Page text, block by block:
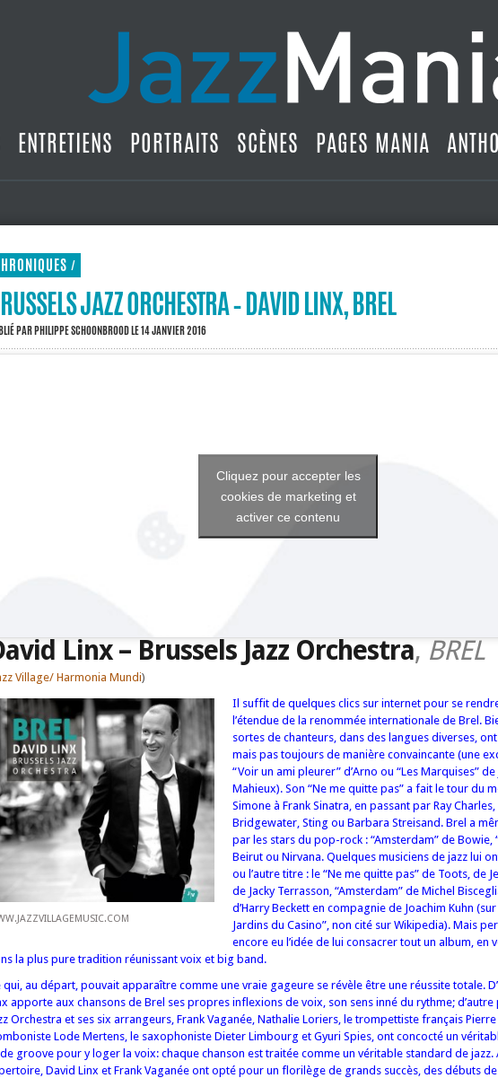
ENTRETIENS PORTRAITS SCÈNES PAGES MANIA
/
JAZZ ORCHESTRA – DAVID LINX, BREL
PARPHILIPPE SCHOONBROODLE 14 JANVIER 2016
Cliquez pour accepter les
cookies de marketing et
activer ce contenu
Linx – Brussels Jazz Orchestra, BREL
Village/ Harmonia Mundi)
Il suffit de quelques clics sur internet pour se
l’étendue de la renommée internationale de Brel.
sortes de chanteurs, dans des langues diverses,
mais pas toujours de manière convaincante (une
“Voir un ami pleurer” d’Arno ou “Les Marquises” de
Mahieux). Son “Ne me quitte pas” a fait le tour du
Simone à Frank Sinatra, en passant par Ray
Bridgewater, Sting ou Barbara Streisand. Brel a
par les stars du pop-rock : “Amsterdam” de Bowie,
Beirut ou Nirvana. Quelques musiciens de jazz lui
ou l’autre titre : le “Ne me quitte pas” de Toots, de
de Jacky Terrasson, “Amsterdam” de Michel
d’Harry Beckett en compagnie de Joachim Kuhn (sur
Jardins du Casino”, non cité sur Wikipedia). Mais
encore eu l’idée de lui consacrer tout un album, en
la plus pure tradition réunissant voix et big band.
qui, au départ, pouvait apparaître comme une vraie gageure se révèle être une réussite totale.
apporte aux chansons de Brel ses propres inflexions de voix, son sens inné du rythme; d’autre
Orchestra et ses six arrangeurs, Frank Vaganée, Nathalie Loriers, le trompettiste français
Lode Mertens, le saxophoniste Dieter Limbourg et Gyuri Spies, ont concocté un
groove pour y loger la voix: chaque chanson est traitée comme un véritable standard de jazz.
David Linx et Frank Vaganée ont opté pour un florilège de grands succès, des débuts